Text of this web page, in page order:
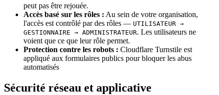
peut pas être rejouée.
Accès basé sur les rôles : Au sein de votre organisation,
l'accès est contrôlé par des rôles — UTILISATEUR →
GESTIONNAIRE → ADMINISTRATEUR. Les utilisateurs ne
voient que ce que leur rôle permet.
Protection contre les robots : Cloudflare Turnstile est
appliqué aux formulaires publics pour bloquer les abus
automatisés
Sécurité réseau et applicative